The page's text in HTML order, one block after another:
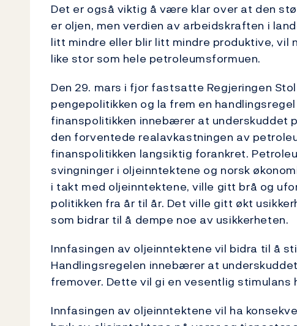
Det er også viktig å være klar over at den
er oljen, men verdien av arbeidskraften i
litt mindre eller blir litt mindre produktive, vil
like stor som hele petroleumsformuen.
Den 29. mars i fjor fastsatte Regjeringen
pengepolitikken og la frem en
finanspolitikken innebærer at
den forventede realavkastningen av
finanspolitikken langsiktig forankret.
svingninger i oljeinntektene og norsk
i takt med oljeinntektene, ville gitt brå og
politikken fra år til år. Det ville gitt økt
som bidrar til å dempe noe av usikkerheten.
Innfasingen av oljeinntektene vil bidra til å
Handlingsregelen innebærer at
fremover. Dette vil gi en vesentlig stimulans
Innfasingen av oljeinntektene vil ha